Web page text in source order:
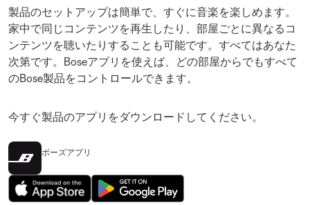
製品のセットアップは簡単で、すぐに音楽を楽しめます。
家中で同じコンテンツを再生したり、部屋ごとに異なるコ
ンテンツを聴いたりすることも可能です。すべてはあなた
次第です。Boseアプリを使えば、どの部屋からでもすべて
のBose製品をコントロールできます。
今すぐ製品のアプリをダウンロードしてください。
ボーズアプリ